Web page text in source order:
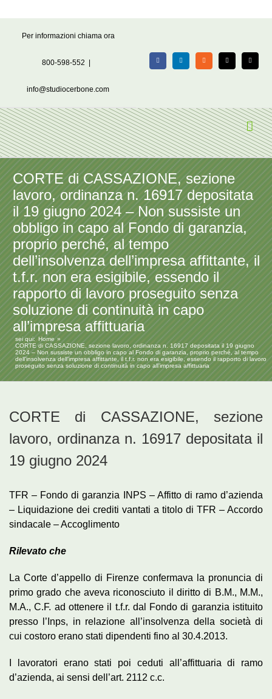
Per informazioni chiama ora
800-598-552
info@studiocerbone.com
FacebookLinkedIn Rss X Email
CORTE di CASSAZIONE, sezione
lavoro, ordinanza n. 16917 depositata
il 19 giugno 2024 – Non sussiste un
obbligo in capo al Fondo di garanzia,
proprio perché, al tempo
dell’insolvenza dell’impresa affittante, il
t.f.r. non era esigibile, essendo il
rapporto di lavoro proseguito senza
soluzione di continuità in capo
all’impresa affittuaria
sei qui: Home
CORTE di CASSAZIONE, sezione lavoro, ordinanza n. 16917 depositata il 19 giugno
2024 – Non sussiste un obbligo in capo al Fondo di garanzia, proprio perché, al tempo
dell’insolvenza dell’impresa affittante, il t.f.r. non era esigibile, essendo il rapporto di lavoro
proseguito senza soluzione di continuità in capo all’impresa affittuaria
CORTE di CASSAZIONE, sezione
lavoro, ordinanza n. 16917 depositata il
19 giugno 2024
TFR – Fondo di garanzia INPS – Affitto di ramo d’azienda
– Liquidazione dei crediti vantati a titolo di TFR – Accordo
sindacale – Accoglimento
Rilevato che
La Corte d’appello di Firenze confermava la pronuncia di
primo grado che aveva riconosciuto il diritto di B.M., M.M.,
M.A., C.F. ad ottenere il t.f.r. dal Fondo di garanzia istituito
presso l’Inps, in relazione all’insolvenza della società di
cui costoro erano stati dipendenti fino al 30.4.2013.
I lavoratori erano stati poi ceduti all’affittuaria di ramo
d’azienda, ai sensi dell’art. 2112 c.c.